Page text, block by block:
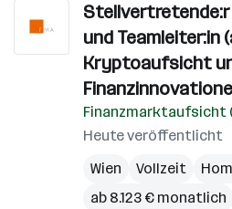
und Teamleiter:in
Kryptoaufsicht
Finanzmarktaufsicht
Heute veröffentlicht
Wien
Vollzeit
ab 8.123 € monatlich